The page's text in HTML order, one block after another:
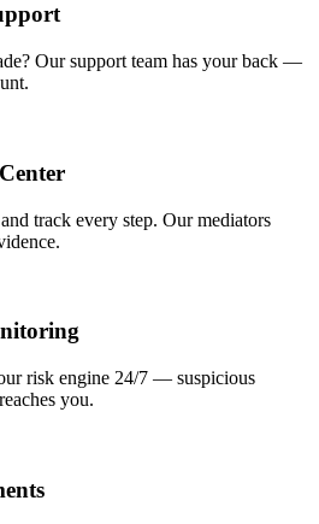
Our support team has your back —
track every step. Our mediators
risk engine 24/7 — suspicious
you.